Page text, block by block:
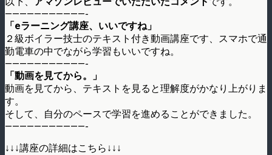
———————————-
「eラーニング講座、いいですね」
２級ボイラー技士のテキスト付き動画講座です、スマホで通
勤電車の中でながら学習もいいですね。
———————————-
「動画を見てから。」
動画を見てから、テキストを見ると理解度がかなり上がりま
す。
そして、自分のペースで学習を進めることができました。
———————————-
↓↓↓講座の詳細はこちら↓↓↓